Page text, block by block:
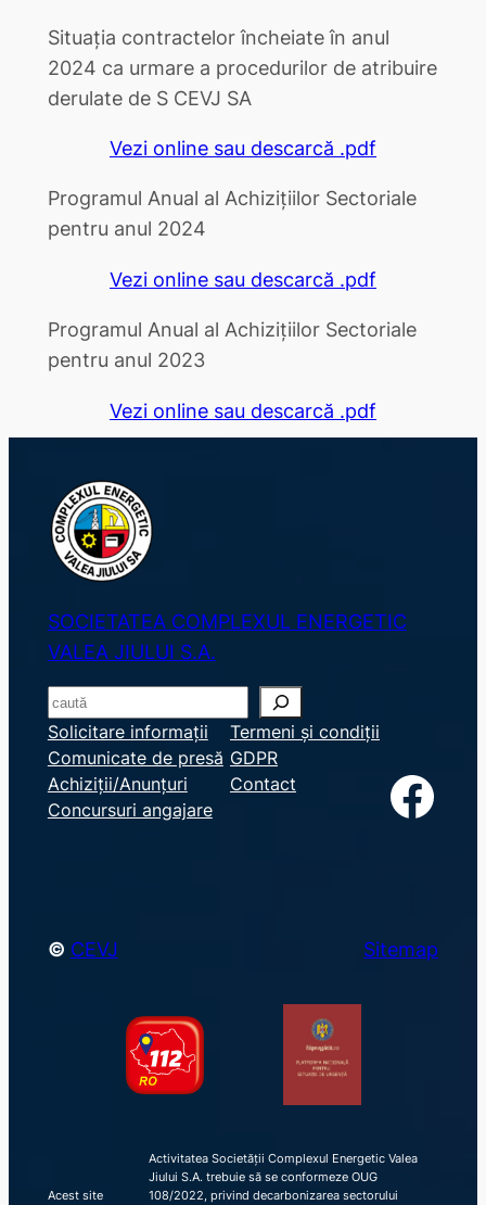
Situația contractelor încheiate în anul
2024 ca urmare a procedurilor de atribuire
derulate de S CEVJ SA
Vezi online sau descarcă .pdf
Programul Anual al Achizițiilor Sectoriale
pentru anul 2024
Vezi online sau descarcă .pdf
Programul Anual al Achizițiilor Sectoriale
pentru anul 2023
Vezi online sau descarcă .pdf
SOCIETATEA COMPLEXUL ENERGETIC
VALEA JIULUI S.A.
S
e
a
r
c
Solicitare informații
Comunicate de presă
Achiziții/Anunțuri
Concursuri angajare
Termeni și condiții
GDPR
Contact
Facebook
© CEVJ Sitemap
Acest site
Activitatea Societății Complexul Energetic Valea
Jiului S.A. trebuie să se conformeze OUG
108/2022, privind decarbonizarea sectorului